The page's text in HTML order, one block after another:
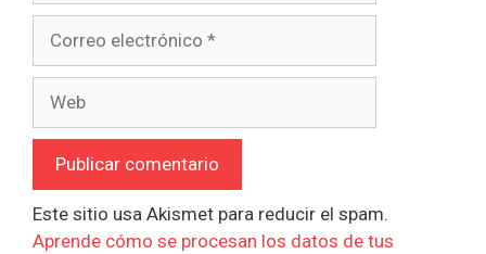
Este sitio usa Akismet para reducir el spam.
Aprende cómo se procesan los datos de tus